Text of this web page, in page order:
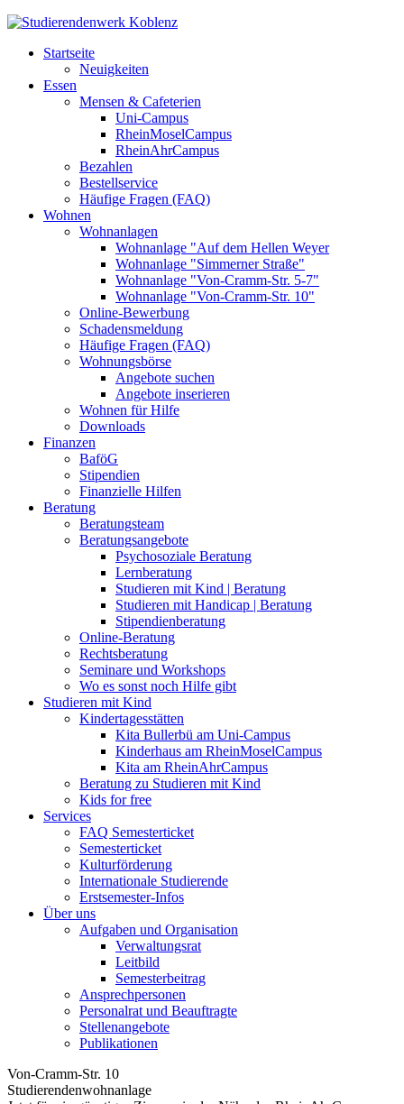
Startseite
Neuigkeiten
Essen
Mensen & Cafeterien
Uni-Campus
RheinMoselCampus
RheinAhrCampus
Bezahlen
Bestellservice
Häufige Fragen (FAQ)
Wohnen
Wohnanlagen
Wohnanlage "Auf dem Hellen Weyer
Wohnanlage "Simmerner Straße"
Wohnanlage "Von-Cramm-Str. 5-7"
Wohnanlage "Von-Cramm-Str. 10"
Online-Bewerbung
Schadensmeldung
Häufige Fragen (FAQ)
Wohnungsbörse
Angebote suchen
Angebote inserieren
Wohnen für Hilfe
Downloads
Finanzen
BaföG
Stipendien
Finanzielle Hilfen
Beratung
Beratungsteam
Beratungsangebote
Psychosoziale Beratung
Lernberatung
Studieren mit Kind | Beratung
Studieren mit Handicap | Beratung
Stipendienberatung
Online-Beratung
Rechtsberatung
Seminare und Workshops
Wo es sonst noch Hilfe gibt
Studieren mit Kind
Kindertagesstätten
Kita Bullerbü am Uni-Campus
Kinderhaus am RheinMoselCampus
Kita am RheinAhrCampus
Beratung zu Studieren mit Kind
Kids for free
Services
FAQ Semesterticket
Semesterticket
Kulturförderung
Internationale Studierende
Erstsemester-Infos
Über uns
Aufgaben und Organisation
Verwaltungsrat
Leitbild
Semesterbeitrag
Ansprechpersonen
Personalrat und Beauftragte
Stellenangebote
Publikationen
Von-Cramm-Str. 10
Studierendenwohnanlage